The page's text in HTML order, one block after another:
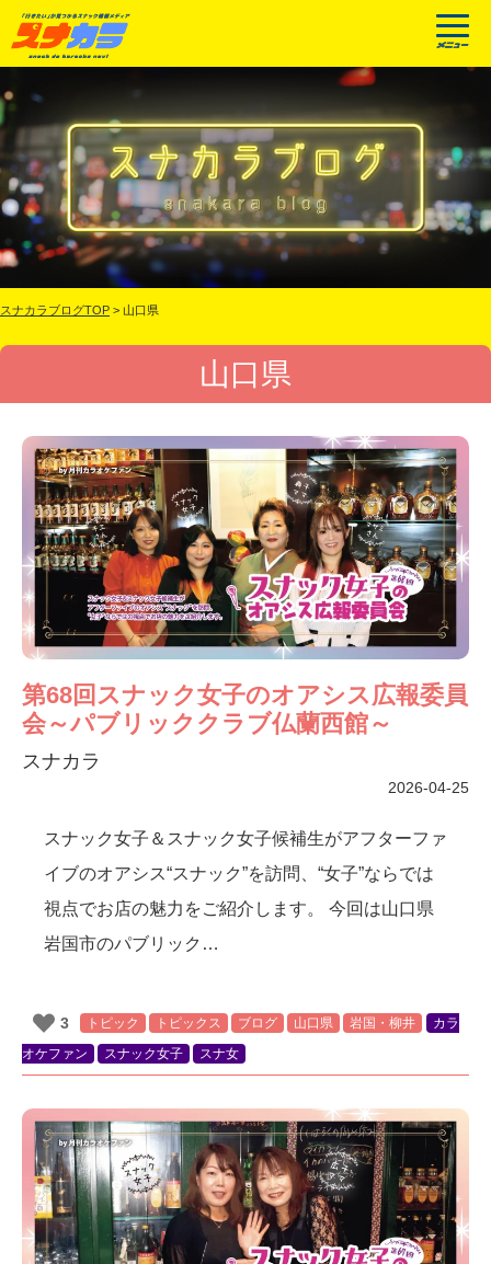
スナカラブログTOP > 山口県
山口県
第68回スナック女子のオアシス広報委員
会～パブリッククラブ仏蘭西館～
スナカラ
2026-04-25
スナック女子＆スナック女子候補生がアフターファ
イブのオアシス“スナック”を訪問、“女子”ならでは
視点でお店の魅力をご紹介します。 今回は山口県
岩国市のパブリック …
3 トピック トピックス ブログ 山口県 岩国・柳井
カラ
オケファン
スナック女子 スナ女